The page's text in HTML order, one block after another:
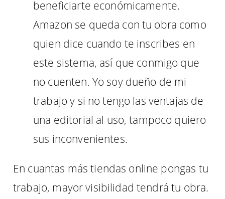
beneficiarte económicamente.
Amazon se queda con tu obra como
quien dice cuando te inscribes en
este sistema, así que conmigo que
no cuenten. Yo soy dueño de mi
trabajo y si no tengo las ventajas de
una editorial al uso, tampoco quiero
sus inconvenientes.
En cuantas más tiendas online pongas tu
trabajo, mayor visibilidad tendrá tu obra.